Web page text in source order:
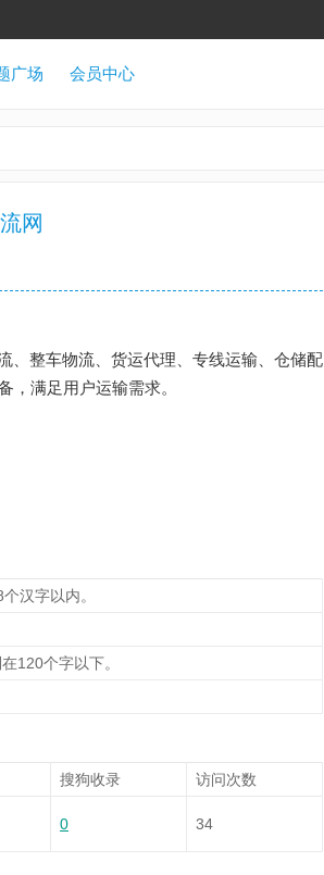
广场 会员中心
网
、整车物流、货运代理、专线运输、仓储配
，满足用户运输需求。
汉字以内。
120个字以下。
搜狗收录 访问次数
0 34